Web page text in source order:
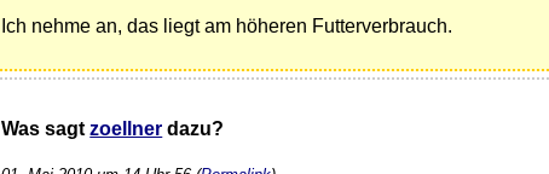
Ich nehme an, das liegt am höheren Futterverbrauch.
Was sagtzoellner dazu?